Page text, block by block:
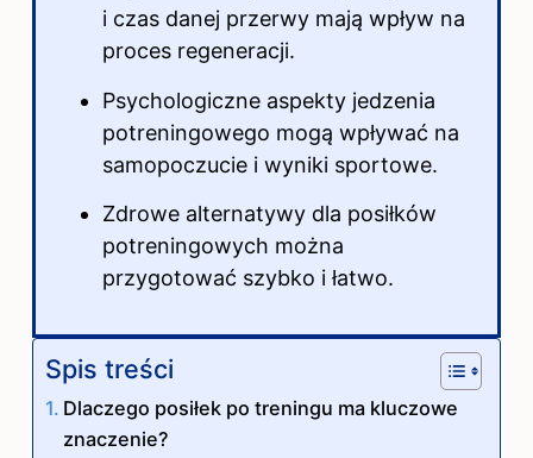
i czas danej przerwy mają wpływ na
proces regeneracji.
Psychologiczne aspekty jedzenia
potreningowego mogą wpływać na
samopoczucie i wyniki sportowe.
Zdrowe alternatywy dla posiłków
potreningowych można
przygotować szybko i łatwo.
Spis treści
Dlaczego posiłek po treningu ma kluczowe
znaczenie?